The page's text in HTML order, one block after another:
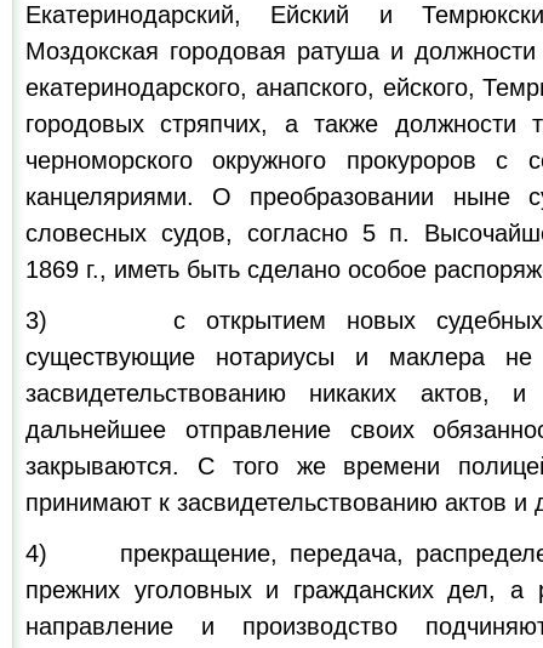
Екатеринодарский, Ейский и
Моздокская городовая ратуша и должности
екатеринодарского, анапского, ейского,
городовых стряпчих, а также должности
черноморского окружного прокуроров с
канцеляриями. О преобразовании ныне
словесных судов, согласно 5 п.
1869 г., иметь быть сделано особое
3) с открытием новых судебных
существующие нотариусы и маклера
засвидетельствованию никаких актов,
дальнейшее отправление своих
закрываются. С того же времени
принимают к засвидетельствованию актов и
4) прекращение, передача,
прежних уголовных и гражданских дел, а
направление и производство